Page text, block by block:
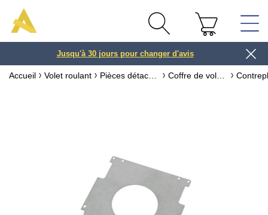
3 ou 4x
Jusqu'à 30 jours pour changer d'avis
Accueil Volet roulant